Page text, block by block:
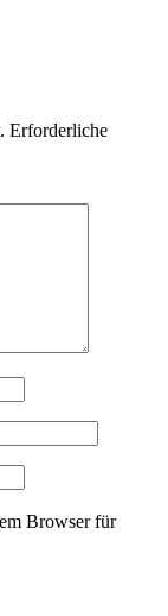
Erforderliche
Browser für